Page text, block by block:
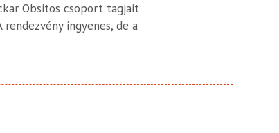
Obsitos csoport tagjait
rendezvény ingyenes, de a